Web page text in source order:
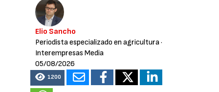
Elio Sancho
Periodista especializado en agricultura·
Interempresas Media
05/08/2026
1200